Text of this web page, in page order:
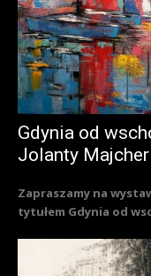
Gdynia od
Jolanty Majcher
Zapraszamy na
tytułem Gdynia od